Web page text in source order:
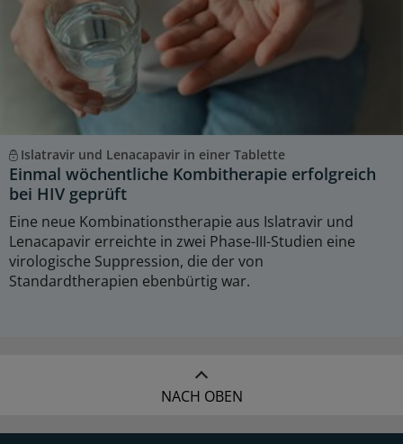
Islatravir und Lenacapavir in einer Tablette
Einmal wöchentliche Kombitherapie erfolgreich
bei HIV geprüft
Eine neue Kombinationstherapie aus Islatravir und
Lenacapavir erreichte in zwei Phase-III-Studien eine
virologische Suppression, die der von
Standardtherapien ebenbürtig war.
NACH OBEN